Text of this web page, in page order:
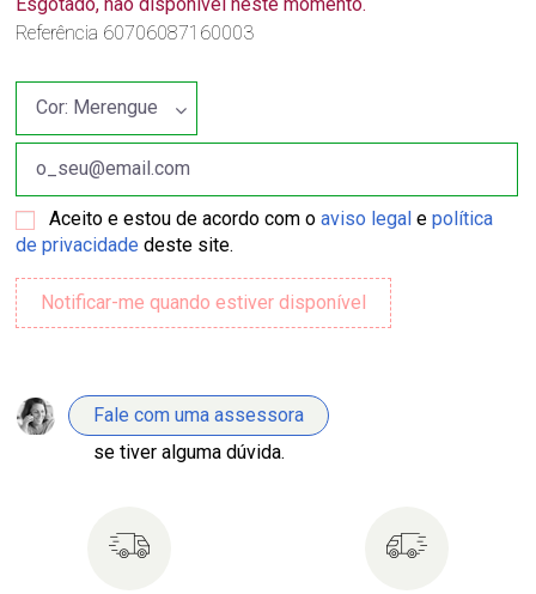
Referência 60706087160003
Aceito e estou de acordo com oaviso legal epolítica
de privacidade deste site.
Fale com uma assessora
se tiver alguma dúvida.